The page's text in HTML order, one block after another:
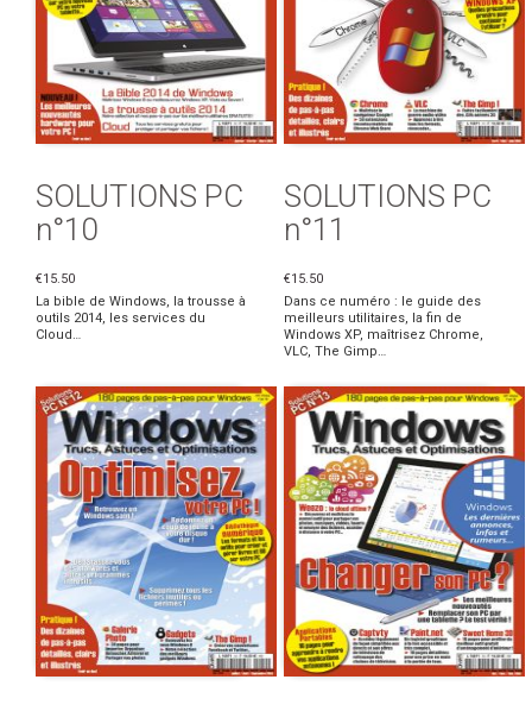
SOLUTIONS PC
n°10
€15.50
La bible de Windows, la trousse à
outils 2014, les services du
Cloud…
SOLUTIONS PC
n°11
€15.50
Dans ce numéro : le guide des
meilleurs utilitaires, la fin de
Windows XP, maîtrisez Chrome,
VLC, The Gimp…